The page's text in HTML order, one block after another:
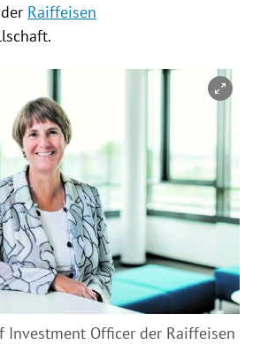
Raiffeisen
öffnen/schließen
Investment Officer der Raiffeisen